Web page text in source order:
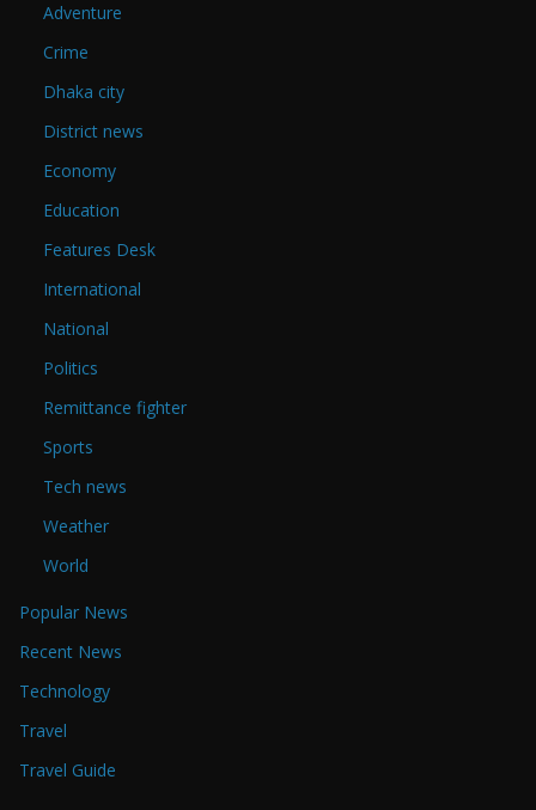
Adventure
Crime
Dhaka city
District news
Economy
Education
Features Desk
International
National
Politics
Remittance fighter
Sports
Tech news
Weather
World
Popular News
Recent News
Technology
Travel
Travel Guide